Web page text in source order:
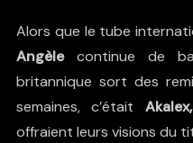
Alors que le tube
Angèlecontinue de
britannique sort des
semaines, c’était
offraient leurs visions du